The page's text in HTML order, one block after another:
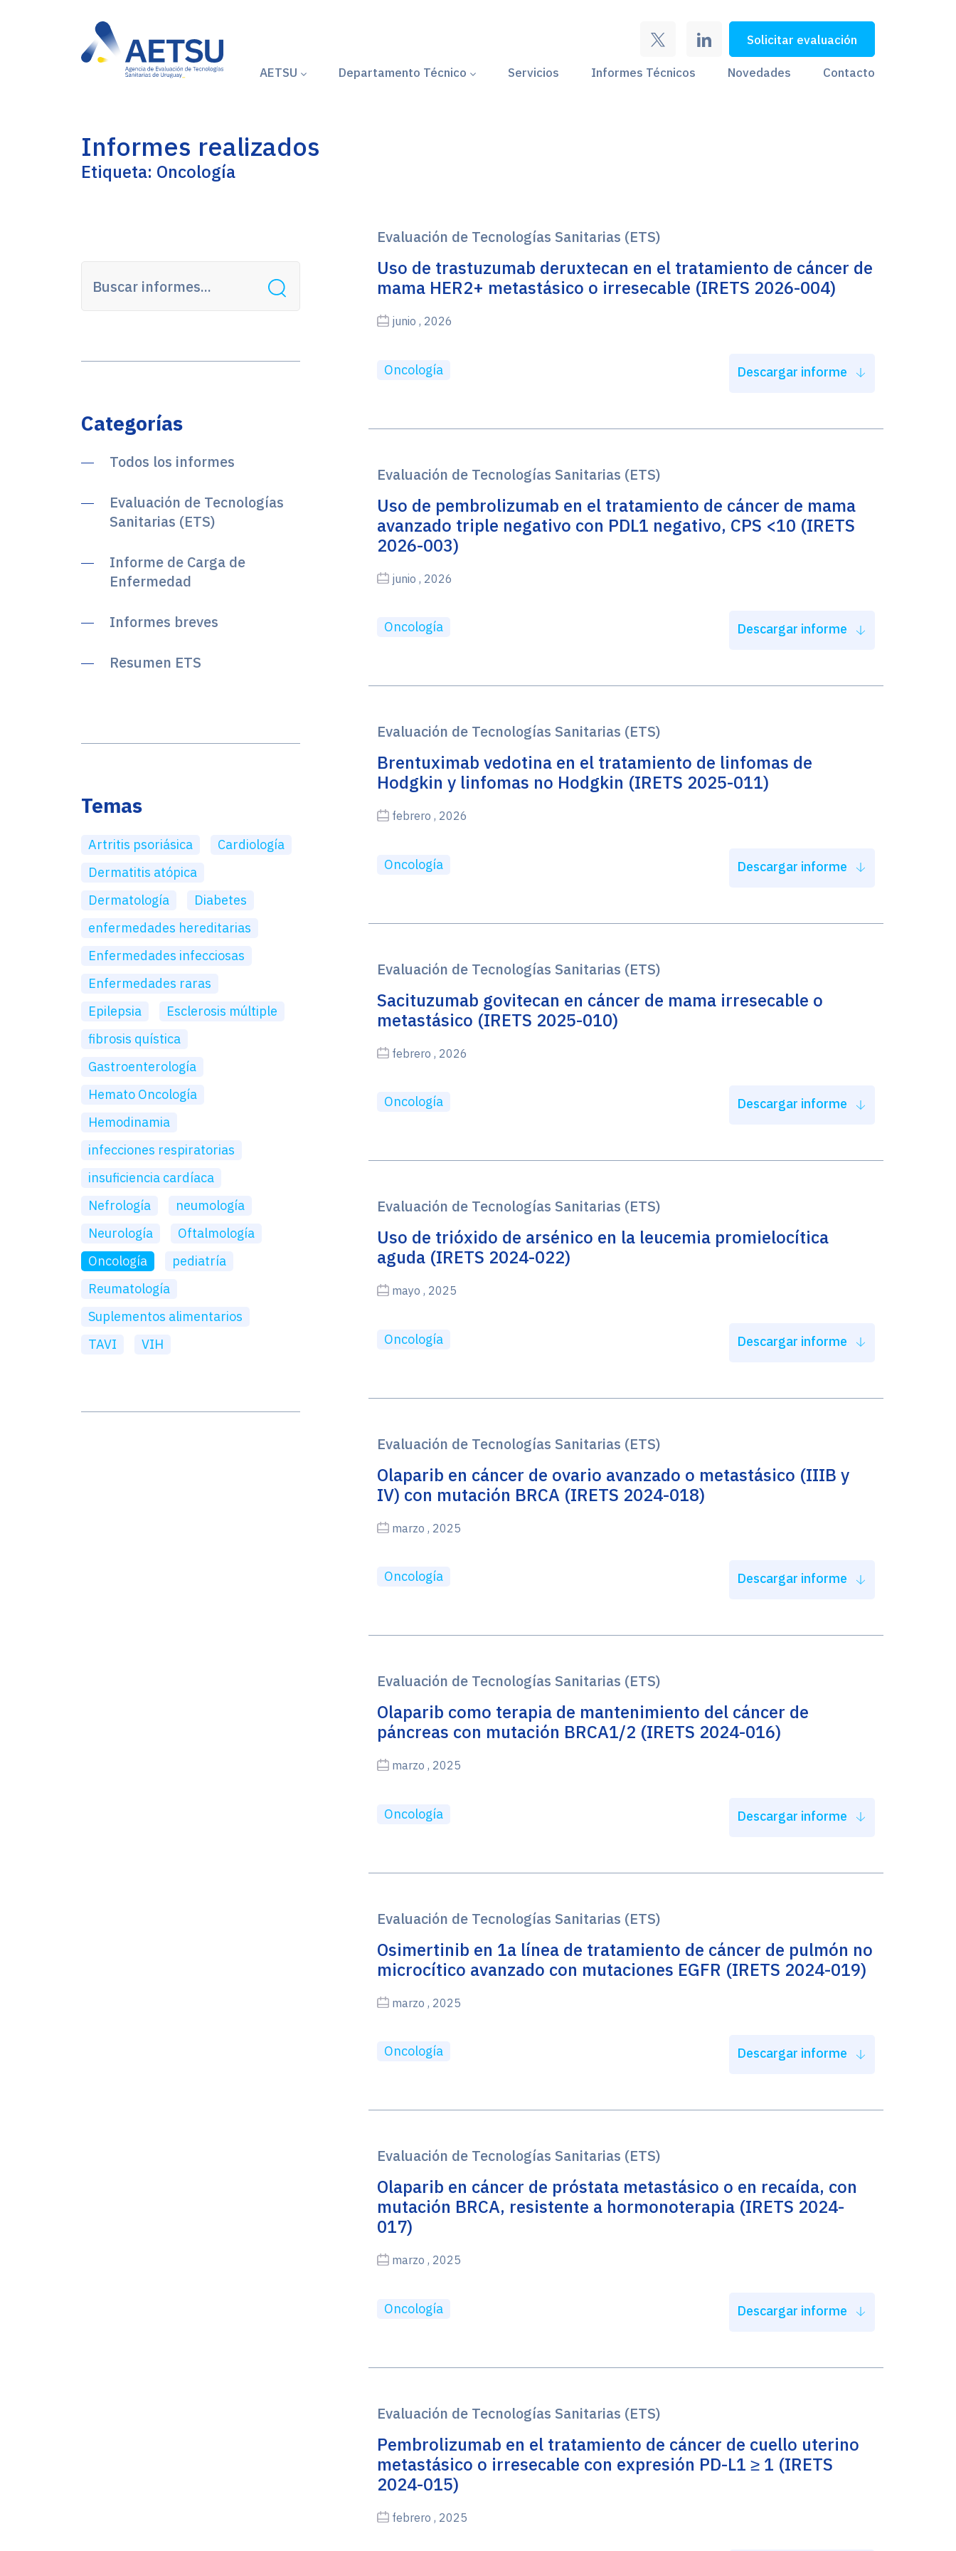
Solicitar evaluación
AETSU Departamento Técnico Servicios Informes Técnicos Novedades Contacto
Informes realizados
Etiqueta: Oncología
Categorías
Todos los informes
Evaluación de Tecnologías
Sanitarias (ETS)
Informe de Carga de
Enfermedad
Informes breves
Resumen ETS
Temas
Artritis psoriásica
Cardiología
Dermatitis atópica
Dermatología
Diabetes
enfermedades hereditarias
Enfermedades infecciosas
Enfermedades raras
Epilepsia
Esclerosis múltiple
fibrosis quística
Gastroenterología
Hemato Oncología
Hemodinamia
infecciones respiratorias
insuficiencia cardíaca
Nefrología
neumología
Neurología
Oftalmología
Oncología
pediatría
Reumatología
Suplementos alimentarios
TAVI
VIH
Evaluación de Tecnologías Sanitarias (ETS)
Uso de trastuzumab deruxtecan en el tratamiento de cáncer de
mama HER2+ metastásico o irresecable (IRETS 2026-004)
junio , 2026
Oncología Descargar informe
Evaluación de Tecnologías Sanitarias (ETS)
Uso de pembrolizumab en el tratamiento de cáncer de mama
avanzado triple negativo con PDL1 negativo, CPS <10 (IRETS
2026-003)
junio , 2026
Oncología Descargar informe
Evaluación de Tecnologías Sanitarias (ETS)
Brentuximab vedotina en el tratamiento de linfomas de
Hodgkin y linfomas no Hodgkin (IRETS 2025-011)
febrero , 2026
Oncología Descargar informe
Evaluación de Tecnologías Sanitarias (ETS)
Sacituzumab govitecan en cáncer de mama irresecable o
metastásico (IRETS 2025-010)
febrero , 2026
Oncología Descargar informe
Evaluación de Tecnologías Sanitarias (ETS)
Uso de trióxido de arsénico en la leucemia promielocítica
aguda (IRETS 2024-022)
mayo , 2025
Oncología Descargar informe
Evaluación de Tecnologías Sanitarias (ETS)
Olaparib en cáncer de ovario avanzado o metastásico (IIIB y
IV) con mutación BRCA (IRETS 2024-018)
marzo , 2025
Oncología Descargar informe
Evaluación de Tecnologías Sanitarias (ETS)
Olaparib como terapia de mantenimiento del cáncer de
páncreas con mutación BRCA1/2 (IRETS 2024-016)
marzo , 2025
Oncología Descargar informe
Evaluación de Tecnologías Sanitarias (ETS)
Osimertinib en 1a línea de tratamiento de cáncer de pulmón no
microcítico avanzado con mutaciones EGFR (IRETS 2024-019)
marzo , 2025
Oncología Descargar informe
Evaluación de Tecnologías Sanitarias (ETS)
Olaparib en cáncer de próstata metastásico o en recaída, con
mutación BRCA, resistente a hormonoterapia (IRETS 2024-
017)
marzo , 2025
Oncología Descargar informe
Evaluación de Tecnologías Sanitarias (ETS)
Pembrolizumab en el tratamiento de cáncer de cuello uterino
metastásico o irresecable con expresión PD-L1 ≥ 1 (IRETS
2024-015)
febrero , 2025